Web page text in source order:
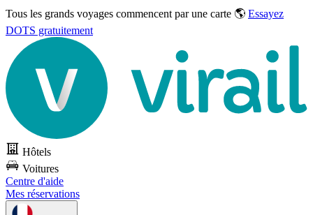
Tous les grands voyages commencent par une carte 🌎 Essayez
DOTS gratuitement
Hôtels
Voitures
Centre d'aide
Mes réservations